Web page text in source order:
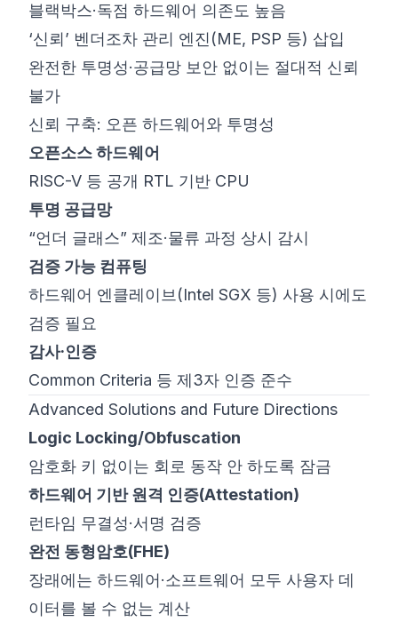
블랙박스·독점 하드웨어 의존도 높음
‘신뢰’ 벤더조차 관리 엔진(ME, PSP 등) 삽입
완전한 투명성·공급망 보안 없이는 절대적 신뢰
불가
신뢰 구축: 오픈 하드웨어와 투명성
오픈소스 하드웨어
RISC-V 등 공개 RTL 기반 CPU
투명 공급망
“언더 글래스” 제조·물류 과정 상시 감시
검증 가능 컴퓨팅
하드웨어 엔클레이브(Intel SGX 등) 사용 시에도
검증 필요
감사·인증
Common Criteria 등 제3자 인증 준수
Advanced Solutions and Future Directions
Logic Locking/Obfuscation
암호화 키 없이는 회로 동작 안 하도록 잠금
하드웨어 기반 원격 인증(Attestation)
런타임 무결성·서명 검증
완전 동형암호(FHE)
장래에는 하드웨어·소프트웨어 모두 사용자 데
이터를 볼 수 없는 계산